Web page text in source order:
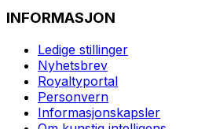
INFORMASJON
Ledige stillinger
Nyhetsbrev
Royaltyportal
Personvern
Informasjonskapsler